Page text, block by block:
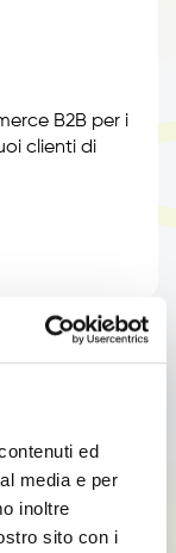
ed
media e per
inoltre
sito con i
B2B per i
clienti di